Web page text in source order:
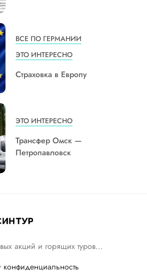
ВСЕ ПО ГЕРМАНИИ
ЭТО ИНТЕРЕСНО
Страховка в Европу
ЭТО ИНТЕРЕСНО
Трансфер Омск —
Петропавловск
акций и горящих туров…
конфиденциальность